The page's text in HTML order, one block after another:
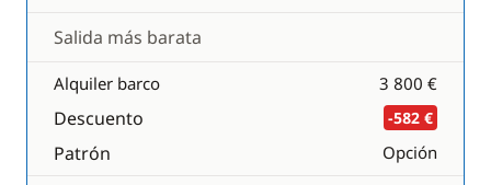
Salida más barata
Alquiler barco 3 800 €
Descuento -582 €
Patrón Opción